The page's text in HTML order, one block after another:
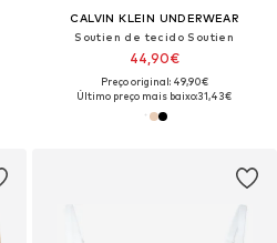
CALVIN KLEIN UNDERWEAR
Soutien de tecido Soutien
44,90€
Preço original: 49,90€
Último preço mais baixo:31,43€